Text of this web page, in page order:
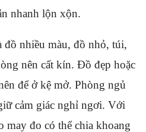
nhanh lộn xộn.
đồ nhiều màu, đồ nhỏ, túi,
nên cất kín. Đồ đẹp hoặc
để ở kệ mở. Phòng ngủ
cảm giác nghỉ ngơi. Với
may đo có thể chia khoang